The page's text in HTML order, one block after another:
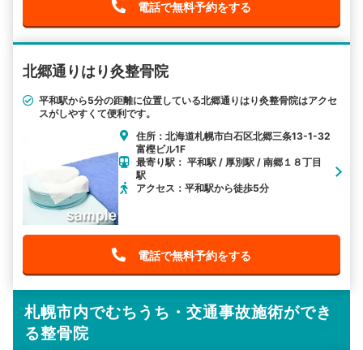
電話で無料予約をする
北郷通りはり灸整骨院
平和駅から5分の距離に位置している北郷通りはり灸整骨院はアクセ
スがしやすくて便利です。
住所：北海道札幌市白石区北郷三条13-1-32
富樫ビル1F
最寄り駅： 平和駅 / 厚別駅 / 南郷１８丁目
駅
アクセス：平和駅から徒歩5分
電話で無料予約をする
札幌市内でむちうち・交通事故施術ができ
る整骨院